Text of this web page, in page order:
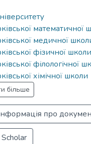
математичної
медичної
фізичної школи
філологічної
хімічної школи
більше
про